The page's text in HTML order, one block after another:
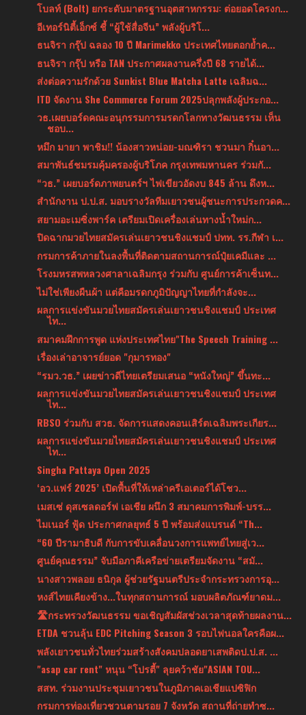
โบลท์ (Bolt) ยกระดับมาตรฐานอุตสาหกรรม: ต่อยอดโครงก...
อีเทอร์นิตี้เอ็กซ์ ชี้ “ผู้ใช้สื่อจีน” พลังผู้บริโ...
ธนจิรา กรุ๊ป ฉลอง 10 ปี Marimekko ประเทศไทยตอกย้ำค...
ธนจิรา กรุ๊ป หรือ TAN ประกาศผลงานครึ่งปี 68 รายได้...
ส่งต่อความรักด้วย Sunkist Blue Matcha Latte เฉลิมฉ...
ITD จัดงาน She Commerce Forum 2025ปลุกพลังผู้ประกอ...
วธ.เผยบอร์ดคณะอนุกรรมการมรดกโลกทางวัฒนธรรม เห็น
ชอบ...
หมึก มายา พาชิม!! น้องสาวหน่อย-มณฑิรา ชวนมา กิ๋นอา...
สมาพันธ์ชมรมคุ้มครองผู้บริโภค กรุงเทพมหานคร ร่วมกั...
“วธ.” เผยบอร์ดภาพยนตร์ฯ ไฟเขียวอัดงบ 845 ล้าน ดึงห...
สำนักงาน ป.ป.ส. มอบรางวัลทีมเยาวชนผู้ชนะการประกวดค...
สยามอะเมซิ่งพาร์ค เตรียมเปิดเครื่องเล่นทางน้ำใหม่ก...
ปิดฉากมวยไทยสมัครเล่นเยาวชนชิงแชมป์ ปทท. รร.กีฬา เ...
กรมการค้าภายในลงพื้นที่ติดตามสถานการณ์ปุ๋ยเคมีและ ...
โรงมหรสพหลวงศาลาเฉลิมกรุง ร่วมกับ ศูนย์การค้าเซ็นท...
ไม่ใช่เพียงผืนผ้า แต่คือมรดกภูมิปัญญาไทยที่กำลังจะ...
ผลการแข่งขันมวยไทยสมัครเล่นเยาวชนชิงแชมป์ ประเทศ
ไท...
สมาคมฝึกการพูด แห่งประเทศไทย"The Speech Training ...
เรื่องเล่าอาจารย์ยอด "กุมารทอง"
“รมว.วธ.” เผยข่าวดีไทยเตรียมเสนอ “หนังใหญ่” ขึ้นทะ...
ผลการแข่งขันมวยไทยสมัครเล่นเยาวชนชิงแชมป์ ประเทศ
ไท...
RBSO ร่วมกับ สวธ. จัดการแสดงคอนเสิร์ตเฉลิมพระเกียร...
ผลการแข่งขันมวยไทยสมัครเล่นเยาวชนชิงแชมป์ ประเทศ
ไท...
Singha Pattaya Open 2025
‘อว.แฟร์ 2025’ เปิดพื้นที่ให้เหล่าครีเอเตอร์ได้โชว...
เมสเซ่ ดุสเซลดอร์ฟ เอเชีย ผนึก 3 สมาคมการพิมพ์-บรร...
ไมเนอร์ ฟู้ด ประกาศกลยุทธ์ 5 ปี พร้อมส่งแบรนด์ “Th...
“60 ปีรามาธิบดี กับการขับเคลื่อนวงการแพทย์ไทยสู่เว...
ศูนย์คุณธรรม” จับมือภาคีเครือข่ายเตรียมจัดงาน “สมั...
นางสาวพลอย ธนิกุล ผู้ช่วยรัฐมนตรีประจำกระทรวงการอุ...
หงส์ไทยเคียงข้าง...ในทุกสถานการณ์ มอบผลิตภัณฑ์ยาดม...
🛣กระทรวงวัฒนธรรม ขอเชิญสัมผัสช่วงเวลาสุดท้ายผลงาน...
ETDA ชวนลุ้น EDC Pitching Season 3 รอบไฟนอลใครคือผ...
พลังเยาวชนทั่วไทยร่วมสร้างสังคมปลอดยาเสพติดป.ป.ส. ...
"asap car rent" หนุน “โปรตี้" ลุยคว้าชัย"ASIAN TOU...
สสท. ร่วมงานประชุมเยาวชนในภูมิภาคเอเชียแปซิฟิก
กรมการท่องเที่ยวชวนตามรอย 7 จังหวัด สถานที่ถ่ายทำซ...